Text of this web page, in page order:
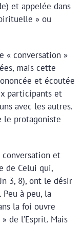
et appelée dans
» ou
« conversation »
mais cette
et écoutée
participants et
avec les autres.
le protagoniste
et
de Celui qui,
3, 8), ont le désir
à peu, la
la foi ouvre
de l’Esprit. Mais